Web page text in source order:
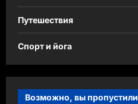
Путешествия
Спорт и йога
Возможно, вы пропустили